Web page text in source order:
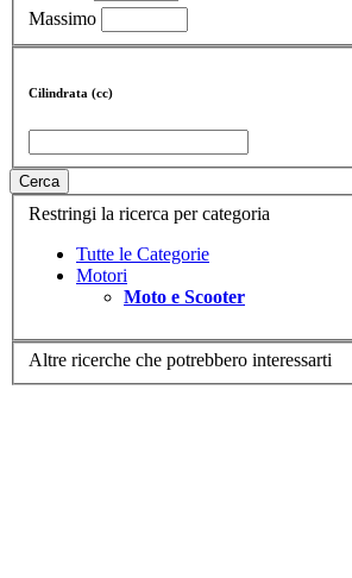
Massimo
Cilindrata (cc)
Cerca
Restringi la ricerca per categoria
Tutte le Categorie
Motori
Moto e Scooter
Altre ricerche che potrebbero interessarti